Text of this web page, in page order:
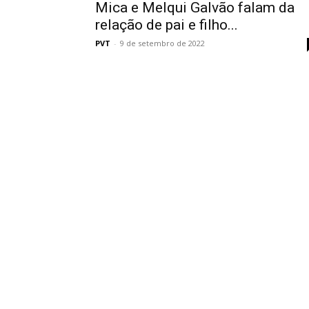
Mica e Melqui Galvão falam da
relação de pai e filho...
PVT - 9 de setembro de 2022